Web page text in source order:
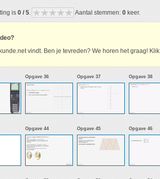
is 0 / 5 Aantal stemmen: 0keer.
vindt. Ben je tevreden? We horen het graag! Klik
Opgave 36 Opgave 37 Opgave 38
Opgave 44 Opgave 45 Opgave 46